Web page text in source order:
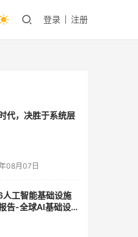
登录 注册
代，决胜于系统层
08月07日
工智能基础设施
告-全球AI基础设